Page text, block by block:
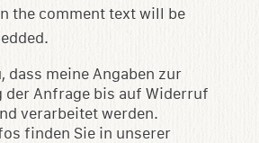
dass meine Angaben zur
der Anfrage bis auf Widerruf
verarbeitet werden.
finden Sie in unserer
the comment text will be